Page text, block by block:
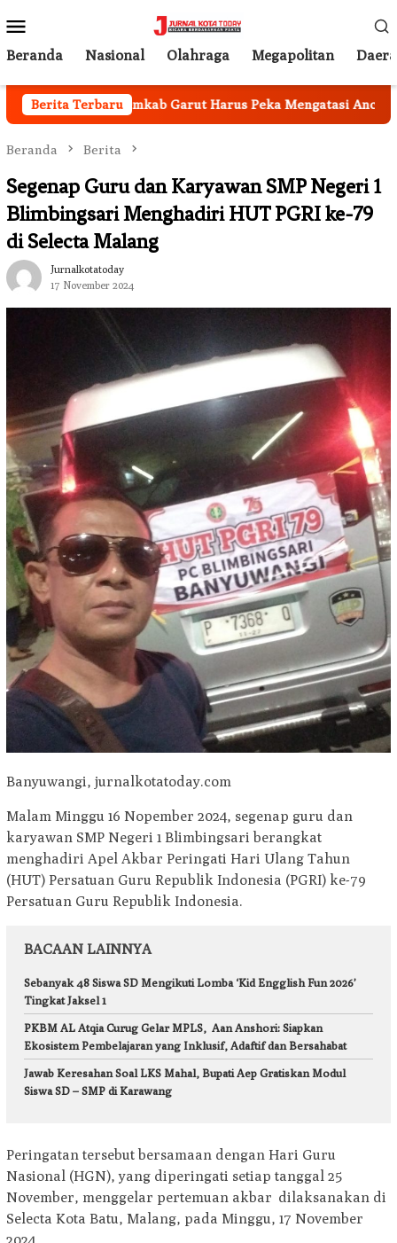
ke
kontenMobile
Beranda Nasional Olahraga Megapolitan
Berita Terbaru
Pemkab Garut Harus Peka Mengatasi Ancaman
Beranda Berita
Segenap Guru dan Karyawan SMP Negeri 1
Blimbingsari Menghadiri HUT PGRI ke-79
di Selecta Malang
Jurnalkotatoday
17 November 2024
Banyuwangi, jurnalkotatoday.com
Malam Minggu 16 Nopember 2024, segenap guru dan
karyawan SMP Negeri 1 Blimbingsari berangkat
menghadiri Apel Akbar Peringati Hari Ulang Tahun
(HUT) Persatuan Guru Republik Indonesia (PGRI) ke-79
Persatuan Guru Republik Indonesia.
BACAAN LAINNYA
Sebanyak 48 Siswa SD Mengikuti Lomba ‘Kid Engglish Fun 2026’
Tingkat Jaksel 1
PKBM AL Atqia Curug Gelar MPLS, Aan Anshori: Siapkan
Ekosistem Pembelajaran yang Inklusif, Adaftif dan Bersahabat
Jawab Keresahan Soal LKS Mahal, Bupati Aep Gratiskan Modul
Siswa SD – SMP di Karawang
Peringatan tersebut bersamaan dengan Hari Guru
Nasional (HGN), yang diperingati setiap tanggal 25
November, menggelar pertemuan akbar dilaksanakan di
Selecta Kota Batu, Malang, pada Minggu, 17 November